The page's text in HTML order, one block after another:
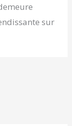
sur